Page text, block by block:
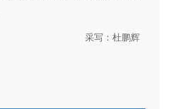
采写：杜鹏辉